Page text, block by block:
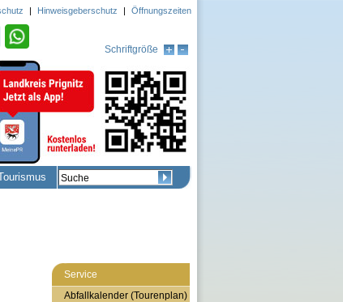
Service
Abfallkalender (Tourenplan)
Schriftgröße
| Hinweisgeberschutz | Öffnungszeiten